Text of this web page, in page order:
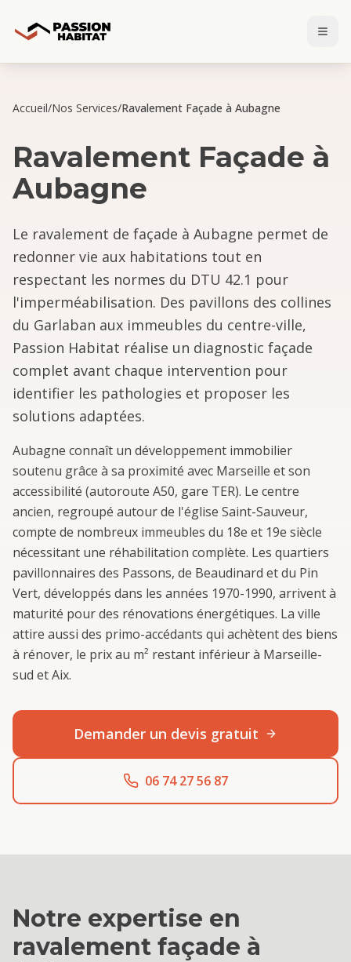
Accueil/Nos Services/Ravalement Façade à Aubagne
Ravalement Façade à
Aubagne
Le ravalement de façade à Aubagne permet de
redonner vie aux habitations tout en
respectant les normes du DTU 42.1 pour
l'imperméabilisation. Des pavillons des collines
du Garlaban aux immeubles du centre-ville,
Passion Habitat réalise un diagnostic façade
complet avant chaque intervention pour
identifier les pathologies et proposer les
solutions adaptées.
Aubagne connaît un développement immobilier
soutenu grâce à sa proximité avec Marseille et son
accessibilité (autoroute A50, gare TER). Le centre
ancien, regroupé autour de l'église Saint-Sauveur,
compte de nombreux immeubles du 18e et 19e siècle
nécessitant une réhabilitation complète. Les quartiers
pavillonnaires des Passons, de Beaudinard et du Pin
Vert, développés dans les années 1970-1990, arrivent à
maturité pour des rénovations énergétiques. La ville
attire aussi des primo-accédants qui achètent des biens
à rénover, le prix au m² restant inférieur à Marseille-
sud et Aix.
Demander un devis gratuit
06 74 27 56 87
Notre expertise en
ravalement façade à